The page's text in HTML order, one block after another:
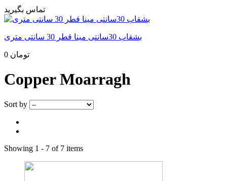
تماس بگیرید
بشقاب 30سانتی مینا قطر 30 سانتی متری
0 تومان
Copper Moarragh
Sort by
Showing 1 - 7 of 7 items